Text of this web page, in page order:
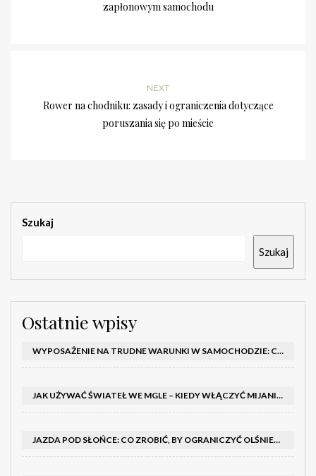
zapłonowym samochodu
NEXT
Rower na chodniku: zasady i ograniczenia dotyczące
poruszania się po mieście
Szukaj
Szukaj
Ostatnie wpisy
WYPOSAŻENIE NA TRUDNE WARUNKI W SAMOCHODZIE: CO MIEĆ ZIMĄ, W TRASIE I NA WYPADEK AWARII
JAK UŻYWAĆ ŚWIATEŁ WE MGLE – KIEDY WŁĄCZYĆ MIJANIA I PRZECIWMGIELNE ORAZ CZEGO NIE ROBIĆ
JAZDA POD SŁOŃCE: CO ZROBIĆ, BY OGRANICZYĆ OLŚNIENIE I POPRAWIĆ WIDOCZNOŚĆ